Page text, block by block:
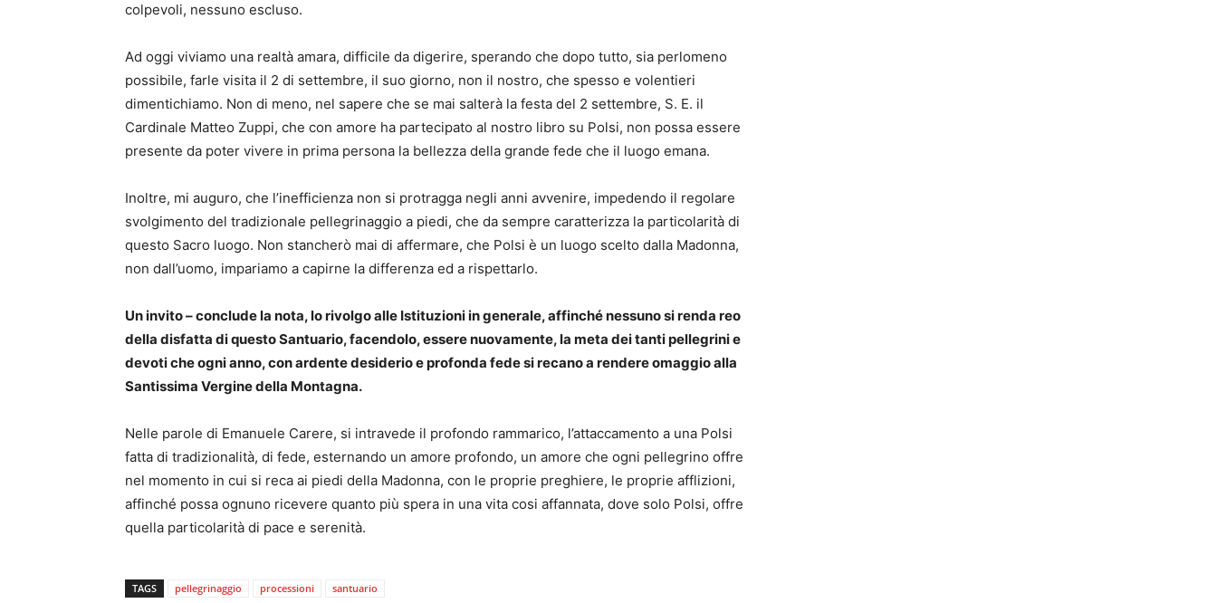
colpevoli, nessuno escluso.
Ad oggi viviamo una realtà amara, difficile da digerire, sperando che dopo tutto, sia perlomeno
possibile, farle visita il 2 di settembre, il suo giorno, non il nostro, che spesso e volentieri
dimentichiamo. Non di meno, nel sapere che se mai salterà la festa del 2 settembre, S. E. il
Cardinale Matteo Zuppi, che con amore ha partecipato al nostro libro su Polsi, non possa essere
presente da poter vivere in prima persona la bellezza della grande fede che il luogo emana.
Inoltre, mi auguro, che l’inefficienza non si protragga negli anni avvenire, impedendo il regolare
svolgimento del tradizionale pellegrinaggio a piedi, che da sempre caratterizza la particolarità di
questo Sacro luogo. Non stancherò mai di affermare, che Polsi è un luogo scelto dalla Madonna,
non dall’uomo, impariamo a capirne la differenza ed a rispettarlo.
Un invito – conclude la nota, lo rivolgo alle Istituzioni in generale, affinché nessuno si renda reo
della disfatta di questo Santuario, facendolo, essere nuovamente, la meta dei tanti pellegrini e
devoti che ogni anno, con ardente desiderio e profonda fede si recano a rendere omaggio alla
Santissima Vergine della Montagna.
Nelle parole di Emanuele Carere, si intravede il profondo rammarico, l’attaccamento a una Polsi
fatta di tradizionalità, di fede, esternando un amore profondo, un amore che ogni pellegrino offre
nel momento in cui si reca ai piedi della Madonna, con le proprie preghiere, le proprie afflizioni,
affinché possa ognuno ricevere quanto più spera in una vita cosi affannata, dove solo Polsi, offre
quella particolarità di pace e serenità.
TAGS pellegrinaggio processioni santuario